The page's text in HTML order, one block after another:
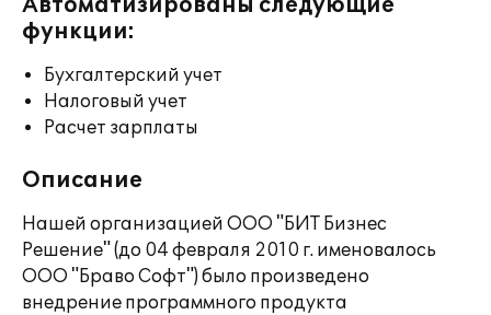
Автоматизированы следующие
функции:
Бухгалтерский учет
Налоговый учет
Расчет зарплаты
Описание
Нашей организацией ООО "БИТ Бизнес
Решение" (до 04 февраля 2010 г. именовалось
ООО "Браво Софт") было произведено
внедрение программного продукта